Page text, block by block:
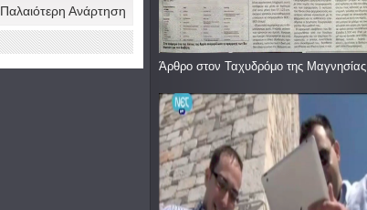
Παλαιότερη Ανάρτηση
Άρθρο στον Ταχυδρόμο της Μαγνησίας